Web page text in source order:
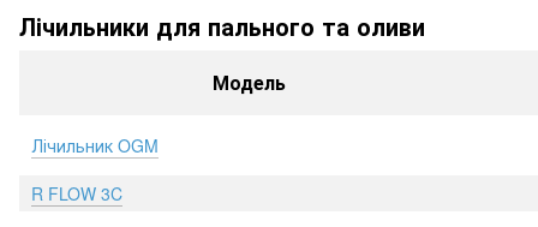
Лічильники для пального та оливи
Модель
Лічильник OGM
R FLOW 3C